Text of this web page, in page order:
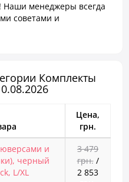
Наши менеджеры всегда
советами и
Комплекты
Цена,
грн.
и
черный
L/XL
3 479
грн./
2 853